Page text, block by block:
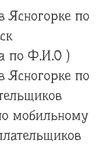
Ясногорке по
по Ф.И.О )
Ясногорке по
мобильному